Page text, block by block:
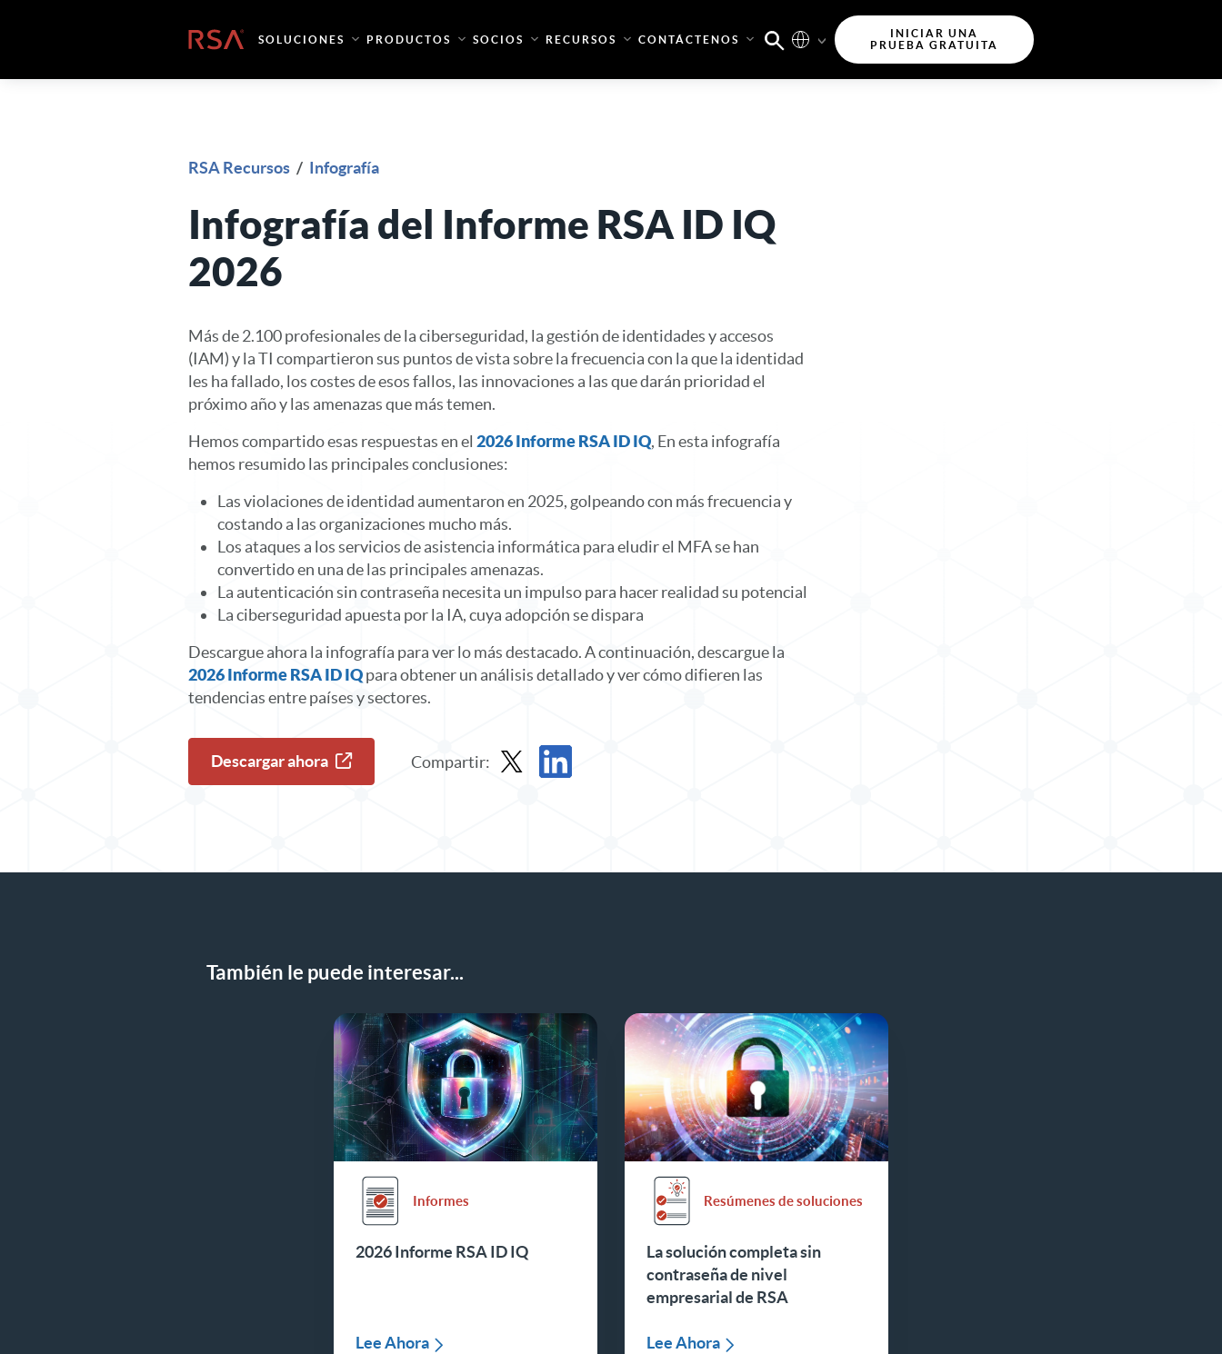
Inicio SOLUCIONES PRODUCTOS SOCIOS RECURSOS CONTÁCTENOS
INICIAR UNA
PRUEBA GRATUITA
RSA Recursos / Infografía
Infografía del Informe RSA ID IQ
2026
Más de 2.100 profesionales de la ciberseguridad, la gestión de identidades y accesos
(IAM) y la TI compartieron sus puntos de vista sobre la frecuencia con la que la identidad
les ha fallado, los costes de esos fallos, las innovaciones a las que darán prioridad el
próximo año y las amenazas que más temen.
Hemos compartido esas respuestas en el 2026 Informe RSA ID IQ, En esta infografía
hemos resumido las principales conclusiones:
Las violaciones de identidad aumentaron en 2025, golpeando con más frecuencia y
costando a las organizaciones mucho más.
Los ataques a los servicios de asistencia informática para eludir el MFA se han
convertido en una de las principales amenazas.
La autenticación sin contraseña necesita un impulso para hacer realidad su potencial
La ciberseguridad apuesta por la IA, cuya adopción se dispara
Descargue ahora la infografía para ver lo más destacado. A continuación, descargue la
2026 Informe RSA ID IQpara obtener un análisis detallado y ver cómo difieren las
tendencias entre países y sectores.
Descargar ahora Compartir:
También le puede interesar...
Informes
2026 Informe RSA ID IQ
Lee Ahora
Resúmenes de soluciones
La solución completa sin
contraseña de nivel
empresarial de RSA
Lee Ahora